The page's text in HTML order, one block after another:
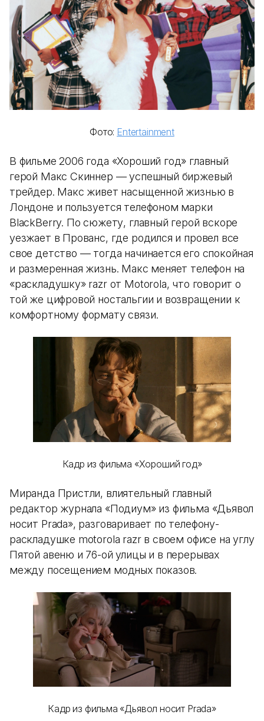
Фото: Entertainment
В фильме 2006 года «Хороший год» главный
герой Макс Скиннер — успешный биржевый
трейдер. Макс живет насыщенной жизнью в
Лондоне и пользуется телефоном марки
BlackBerry. По сюжету, главный герой вскоре
уезжает в Прованс, где родился и провел все
свое детство — тогда начинается его спокойная
и размеренная жизнь. Макс меняет телефон на
«раскладушку» razr от Motorola, что говорит о
той же цифровой ностальгии и возвращении к
комфортному формату связи.
Кадр из фильма «Хороший год»
Миранда Пристли, влиятельный главный
редактор журнала «Подиум» из фильма «Дьявол
носит Prada», разговаривает по телефону-
раскладушке motorola razr в своем офисе на углу
Пятой авеню и 76-ой улицы и в перерывах
между посещением модных показов.
Кадр из фильма «Дьявол носит Prada»